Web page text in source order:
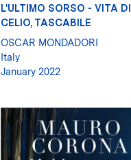
L'ULTIMO SORSO - VITA DI
CELIO, TASCABILE
OSCAR MONDADORI
Italy
January 2022